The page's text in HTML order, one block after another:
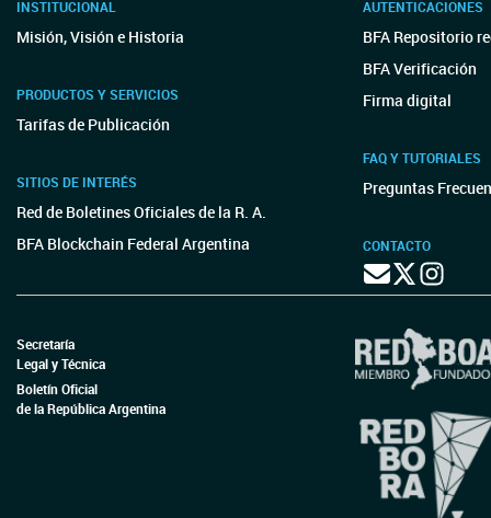
INSTITUCIONAL
Misión, Visión e Historia
PRODUCTOS Y SERVICIOS
Tarifas de Publicación
SITIOS DE INTERÉS
Red de Boletines Oficiales de la R. A.
BFA Blockchain Federal Argentina
AUTENTICACIONES
BFA Repositorio
BFA Verificación
Firma digital
FAQ Y TUTORIALES
Preguntas
CONTACTO
Secretaría
Legal y Técnica
Boletín Oficial
de la República Argentina